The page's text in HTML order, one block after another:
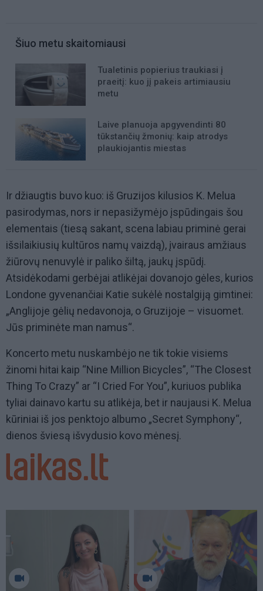
Šiuo metu skaitomiausi
Tualetinis popierius traukiasi į
praeitį: kuo jį pakeis artimiausiu
metu
Laive planuoja apgyvendinti 80
tūkstančių žmonių: kaip atrodys
plaukiojantis miestas
Ir džiaugtis buvo kuo: iš Gruzijos kilusios K. Melua
pasirodymas, nors ir nepasižymėjo įspūdingais šou
elementais (tiesą sakant, scena labiau priminė gerai
išsilaikiusių kultūros namų vaizdą), įvairaus amžiaus
žiūrovų nenuvylė ir paliko šiltą, jaukų įspūdį.
Atsidėkodami gerbėjai atlikėjai dovanojo gėles, kurios
Londone gyvenančiai Katie sukėlė nostalgiją gimtinei:
„Anglijoje gėlių nedavonoja, o Gruzijoje – visuomet.
Jūs priminėte man namus“.
Koncerto metu nuskambėjo ne tik tokie visiems
žinomi hitai kaip “Nine Million Bicycles”, “The Closest
Thing To Crazy” ar “I Cried For You”, kuriuos publika
tyliai dainavo kartu su atlikėja, bet ir naujausi K. Melua
kūriniai iš jos penktojo albumo „Secret Symphony“,
dienos šviesą išvydusio kovo mėnesį.